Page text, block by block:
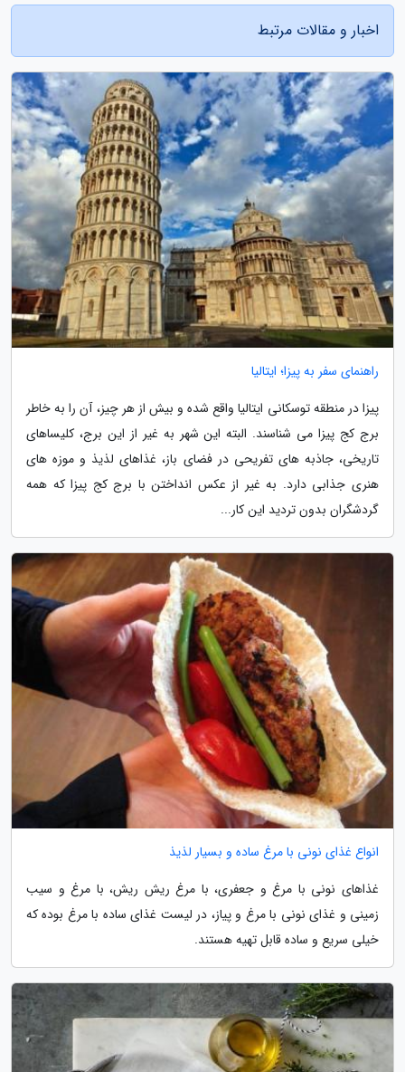
اخبار و مقالات مرتبط
راهنمای سفر به پیزا؛ ایتالیا
پیزا در منطقه توسکانی ایتالیا واقع شده و بیش از هر چیز، آن را به خاطر
برج کج پیزا می شناسند. البته این شهر به غیر از این برج، کلیساهای
تاریخی، جاذبه های تفریحی در فضای باز، غذاهای لذیذ و موزه های
هنری جذابی دارد. به غیر از عکس انداختن با برج کج پیزا که همه
گردشگران بدون تردید این کار...
انواع غذای نونی با مرغ ساده و بسیار لذیذ
غذاهای نونی با مرغ و جعفری، با مرغ ریش ریش، با مرغ و سیب
زمینی و غذای نونی با مرغ و پیاز، در لیست غذای ساده با مرغ بوده که
خیلی سریع و ساده قابل تهیه هستند.